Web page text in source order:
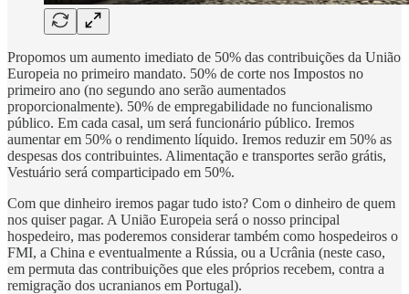
Propomos um aumento imediato de 50% das contribuições da União
Europeia no primeiro mandato. 50% de corte nos Impostos no
primeiro ano (no segundo ano serão aumentados
proporcionalmente). 50% de empregabilidade no funcionalismo
público. Em cada casal, um será funcionário público. Iremos
aumentar em 50% o rendimento líquido. Iremos reduzir em 50% as
despesas dos contribuintes. Alimentação e transportes serão grátis,
Vestuário será comparticipado em 50%.
Com que dinheiro iremos pagar tudo isto? Com o dinheiro de quem
nos quiser pagar. A União Europeia será o nosso principal
hospedeiro, mas poderemos considerar também como hospedeiros o
FMI, a China e eventualmente a Rússia, ou a Ucrânia (neste caso,
em permuta das contribuições que eles próprios recebem, contra a
remigração dos ucranianos em Portugal).